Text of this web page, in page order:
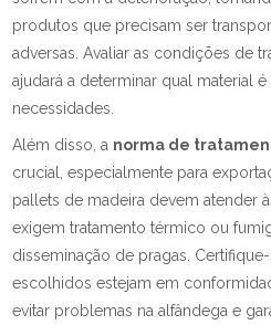
produtos que precisam ser
adversas. Avaliar as condições de
ajudará a determinar qual material
necessidades.
Além disso, a norma de
crucial, especialmente para
pallets de madeira devem atender
exigem tratamento térmico ou
disseminação de pragas.
escolhidos estejam em
evitar problemas na alfândega e